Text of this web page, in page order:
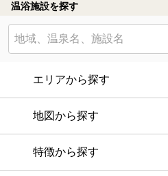
温浴施設を探す
エリアから探す
地図から探す
特徴から探す